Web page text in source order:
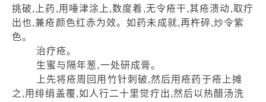
挑破,上药,用唾津涂上,数度着,无令疮干,其疮溃动,取疔
出也,兼疮颜色红赤为效。如药未成就,再杵碎,炒令紫
色。
治疗疮。
生蜜与隔年葱,一处研成膏。
上先将疮周回用竹针刺破,然后用疮药于疮上摊
之,用绯绢盖覆,如人行二十里觉疔出,然后以热醋汤洗